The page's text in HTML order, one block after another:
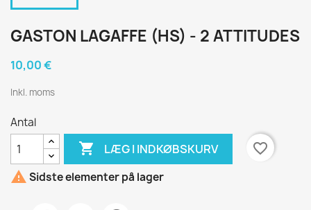
GASTON LAGAFFE (HS) - 2 ATTITUDES
10,00 €
Inkl. moms
Antal
 LÆG I INDKØBSKURV
favorite_border
 Sidste elementer på lager